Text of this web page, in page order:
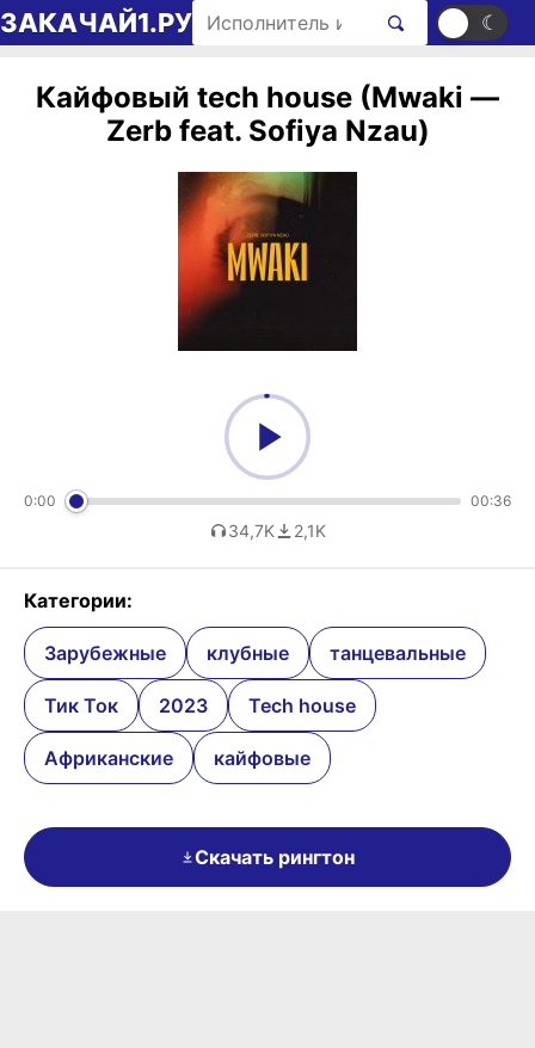
Перейти к содержимому
ЗАКАЧАЙ1.РУ Поиск рингтонов ☀ ☾
Кайфовый tech house (Mwaki —
Zerb feat. Sofiya Nzau)
0:00 00:36
34,7K 2,1K
Категории:
Зарубежные клубные танцевальные
Тик Ток 2023 Tech house
Африканские кайфовые
Скачать рингтон